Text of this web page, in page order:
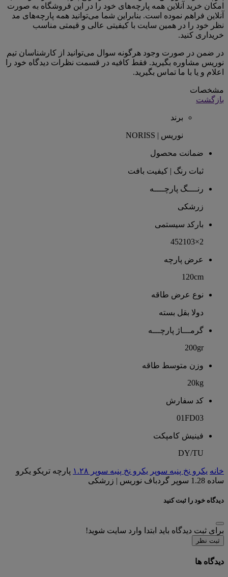
امکان خرید آنلاین همه پارچه‌های خود را در این فروشگاه به صورت
آنلاین فراهم نموده است. بنابراین شما می‌توانید همه پارچه‌های مد
نظر خود را در همین سایت با کیفیتی عالی و قیمتی مناسب
خریداری کنید.
در ضمن در صورت وجود هرگونه سوال می‌توانید از کارشناسان تیم
نوریس مشاوره بگیرید. فقط کافیه در قسمت نظرات دیدگاه خود را
اعلام و یا با ما تماس بگیرید.
مشخصات
بازگشت
برند
نوریس | NORISS
ضمانت محصول
ثبات رنگ | کیفیت بافت
رنــــگ پارچــــه
زرشکی
بارکد سیستمی
2×452103
عرض پارچه
120cm
نوع عرض طاقه
دولا بقل بسته
گرمـــاژ پارچـــه
200gr
وزن متوسط طاقه
20kg
کد سفارش
01FD03
فینیش کامپکت
DY/TU
خانه یکرو نخ پنبه سوپر یکرو نخ پنبه سوپر ۱.۲۸
پارچه تریکو یکرو
ساده 1.28 سوپر گردباف نوریس | زرشکی
دیدگاه خود را ثبت کنید
برای ثبت دیدگاه باید ابتدا وارد سایت شوید!
ثبت نظر
دیدگاه ها